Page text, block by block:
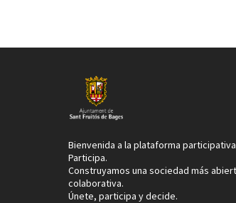
Bienvenida a la plataforma
Participa.
Construyamos una sociedad más
colaborativa.
Únete, participa y decide.